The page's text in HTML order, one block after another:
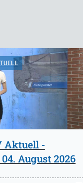
Aktuell -
August 2026